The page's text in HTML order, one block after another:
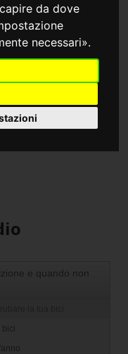
da dove
necessari».
e quando non